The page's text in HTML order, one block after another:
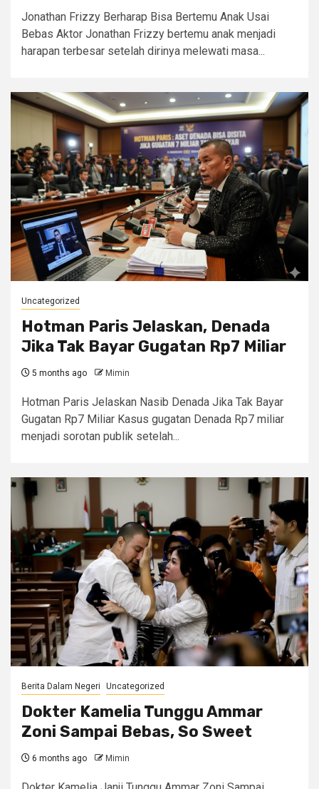
Jonathan Frizzy Berharap Bisa Bertemu Anak Usai
Bebas Aktor Jonathan Frizzy bertemu anak menjadi
harapan terbesar setelah dirinya melewati masa...
Uncategorized
Hotman Paris Jelaskan, Denada
Jika Tak Bayar Gugatan Rp7 Miliar
5 months ago Mimin
Hotman Paris Jelaskan Nasib Denada Jika Tak Bayar
Gugatan Rp7 Miliar Kasus gugatan Denada Rp7 miliar
menjadi sorotan publik setelah...
Berita Dalam Negeri Uncategorized
Dokter Kamelia Tunggu Ammar
Zoni Sampai Bebas, So Sweet
6 months ago Mimin